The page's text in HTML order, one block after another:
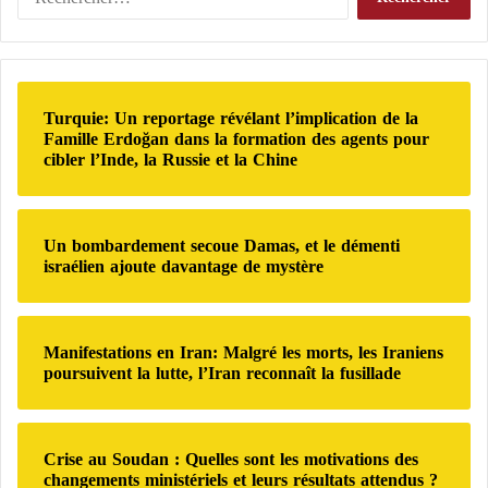
démontrer les effets négatifs potentiels de l’activité
géomagnétique sur la fréquence cardiaque. »
Données confirmant des travaux antérieurs
Ces résultats confirment les données de travaux
antérieurs, publiés en 2019 à la Bibliothèque
nationale de médecine.
Dans cette étude, les chercheurs ont affirmé que les
perturbations électromagnétiques induites par
l’activité solaire augmentaient le risque de mortalité et
le risque de problèmes cardiovasculaires.
Une vaste étude épidémiologique a ensuite été
réalisée dans 263 villes américaines pour déterminer
r
e
t
o
R
u
m
n
m
m
n
i
r
n
o
h
e
c
h
r
:
Turquie: Un reportage révélant l’implication de la
Famille Erdoğan dans la formation des agents pour
cibler l’Inde, la Russie et la Chine
Un bombardement secoue Damas, et le démenti
israélien ajoute davantage de mystère
Manifestations en Iran: Malgré les morts, les Iraniens
poursuivent la lutte, l’Iran reconnaît la fusillade
Crise au Soudan : Quelles sont les motivations des
changements ministériels et leurs résultats attendus ?